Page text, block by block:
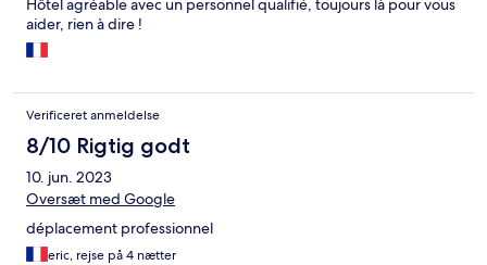
Hôtel agréable avec un personnel qualifié, toujours là pour vous
aider, rien à dire !
Verificeret anmeldelse
8/10 Rigtig godt
10. jun. 2023
Oversæt med Google
déplacement professionnel
eric, rejse på 4 nætter